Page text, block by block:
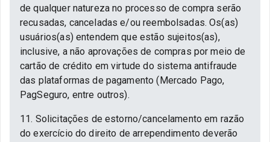
de qualquer natureza no processo de compra serão
recusadas, canceladas e/ou reembolsadas. Os(as)
usuários(as) entendem que estão sujeitos(as),
inclusive, a não aprovações de compras por meio de
cartão de crédito em virtude do sistema antifraude
das plataformas de pagamento (Mercado Pago,
PagSeguro, entre outros).
11. Solicitações de estorno/cancelamento em razão
do exercício do direito de arrependimento deverão